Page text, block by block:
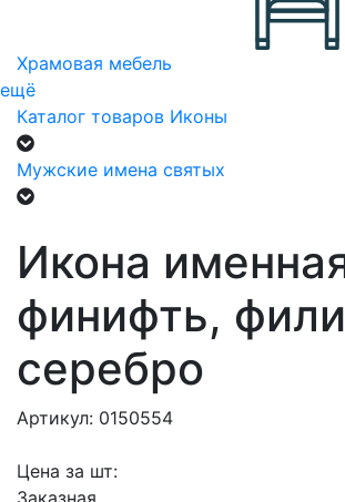
Храмовая мебель
ещё
Каталог товаров Иконы
Мужские имена святых
Икона
финифть,
серебро
Артикул: 0150554
Цена за шт:
Заказная